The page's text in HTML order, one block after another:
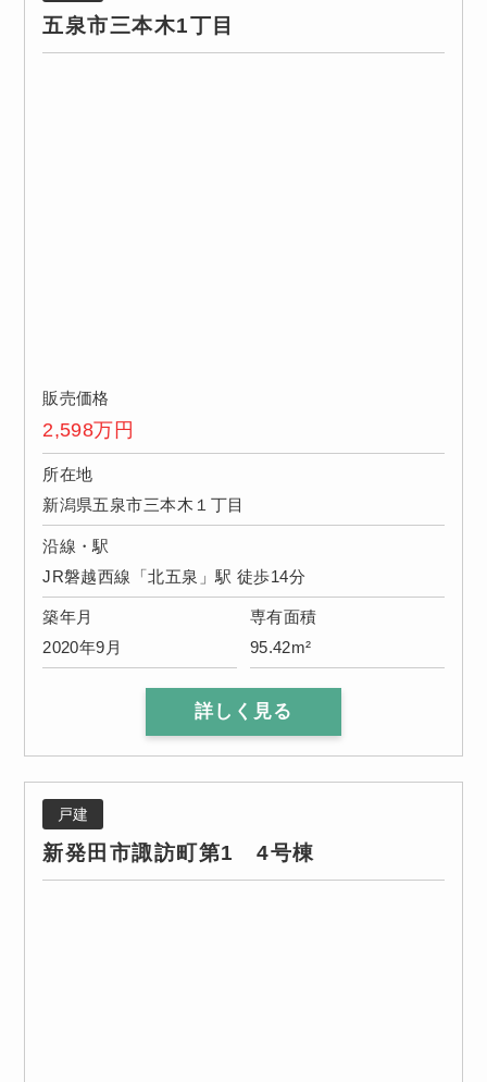
五泉市三本木1丁目
販売価格
2,598万円
所在地
新潟県五泉市三本木１丁目
沿線・駅
JR磐越西線「北五泉」駅 徒歩14分
築年月
2020年9月
専有面積
95.42m²
詳しく見る
戸建
新発田市諏訪町第1 4号棟